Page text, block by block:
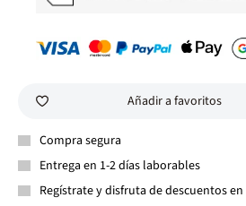
Añadir a favoritos
Compra segura
Entrega en 1-2 días laborables
Regístrate y disfruta de descuentos